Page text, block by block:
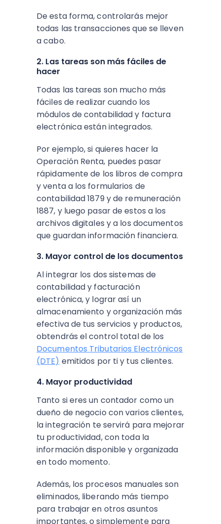
De esta forma, controlarás mejor
todas las transacciones que se lleven
a cabo.
2. Las tareas son más fáciles de
hacer
Todas las tareas son mucho más
fáciles de realizar cuando los
módulos de contabilidad y factura
electrónica están integrados.
Por ejemplo, si quieres hacer la
Operación Renta, puedes pasar
rápidamente de los libros de compra
y venta a los formularios de
contabilidad 1879 y de remuneración
1887, y luego pasar de estos a los
archivos digitales y a los documentos
que guardan información financiera.
3. Mayor control de los documentos
Al integrar los dos sistemas de
contabilidad y facturación
electrónica, y lograr así un
almacenamiento y organización más
efectiva de tus servicios y productos,
obtendrás el control total de los
Documentos Tributarios Electrónicos
(DTE) emitidos por ti y tus clientes.
4. Mayor productividad
Tanto si eres un contador como un
dueño de negocio con varios clientes,
la integración te servirá para mejorar
tu productividad, con toda la
información disponible y organizada
en todo momento.
Además, los procesos manuales son
eliminados, liberando más tiempo
para trabajar en otros asuntos
importantes, o simplemente para